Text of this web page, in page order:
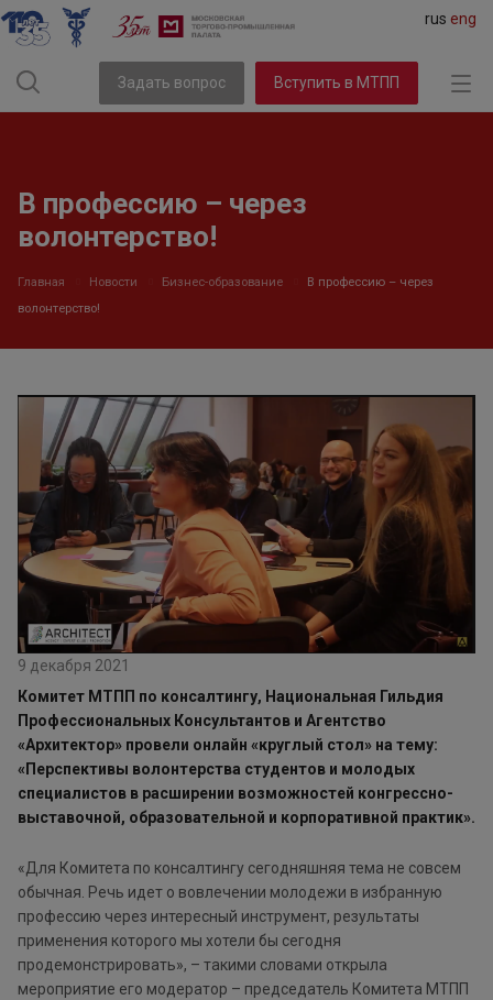
rus eng
Задать вопрос Вступить в МТПП
В профессию – через
волонтерство!
Главная Новости Бизнес-образование
В профессию – через
волонтерство!
9 декабря 2021
Комитет МТПП по консалтингу, Национальная Гильдия
Профессиональных Консультантов и Агентство
«Архитектор» провели онлайн «круглый стол» на тему:
«Перспективы волонтерства студентов и молодых
специалистов в расширении возможностей конгрессно-
выставочной, образовательной и корпоративной практик».
«Для Комитета по консалтингу сегодняшняя тема не совсем
обычная. Речь идет о вовлечении молодежи в избранную
профессию через интересный инструмент, результаты
применения которого мы хотели бы сегодня
продемонстрировать», – такими словами открыла
мероприятие его модератор – председатель Комитета МТПП